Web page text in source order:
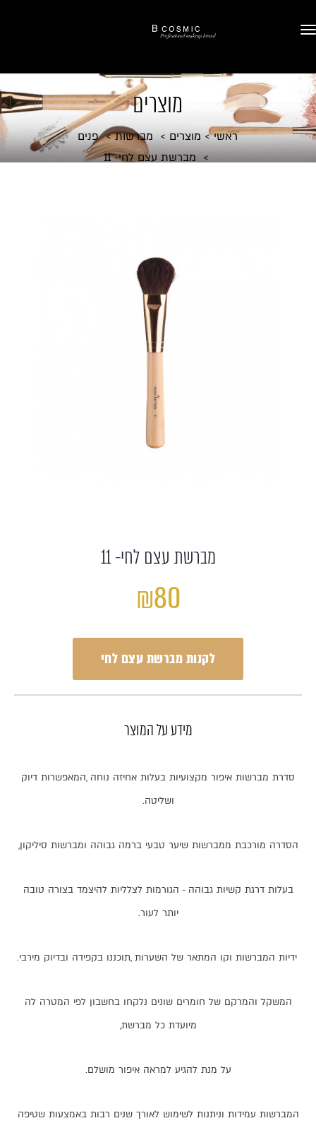
מוצרים
ראשי מוצרים מברשות
פנים
מברשת עצם לחי- 11
מברשת עצם לחי- 11
₪80
לקנות מברשת עצם לחי
מידע על המוצר
סדרת מברשות איפור מקצועיות בעלות אחיזה נוחה ,המאפשרות דיוק
ושליטה.
הסדרה מורכבת ממברשות שיער טבעי ברמה גבוהה ומברשות סיליקון,
בעלות דרגת קשיות גבוהה - הגורמות לצלליות להיצמד בצורה טובה
יותר לעור.
ידיות המברשות וקו המתאר של השערות ,תוכננו בקפידה ובדיוק מירבי.
המשקל והמרקם של חומרים שונים נלקחו בחשבון לפי המטרה לה
מיועדת כל מברשת,
על מנת להגיע למראה איפור מושלם.
המברשות עמידות וניתנות לשימוש לאורך שנים רבות באמצעות שטיפה